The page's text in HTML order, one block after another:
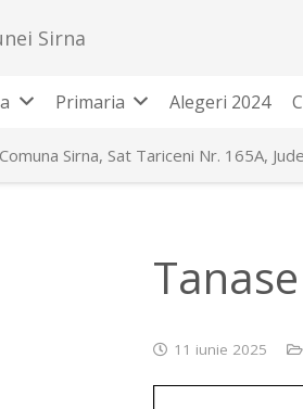
Sirna
Primaria Alegeri 2024
Comuna Sirna, Sat Tariceni Nr. 165A,
11 iunie 2025